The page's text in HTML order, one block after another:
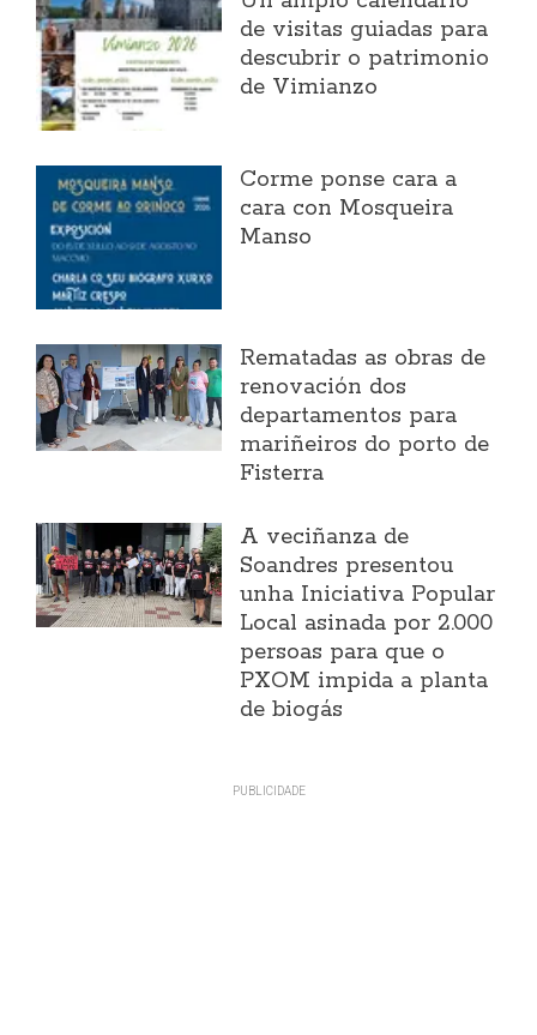
de visitas guiadas para
descubrir o patrimonio
de Vimianzo
Corme ponse cara a
cara con Mosqueira
Manso
Rematadas as obras de
renovación dos
departamentos para
mariñeiros do porto de
Fisterra
A veciñanza de
Soandres presentou
unha Iniciativa Popular
Local asinada por 2.000
persoas para que o
PXOM impida a planta
de biogás